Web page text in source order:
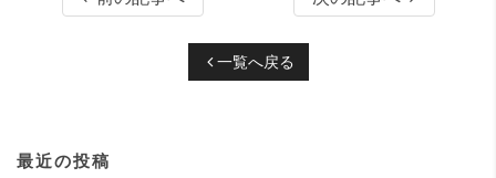
一覧へ戻る
最近の投稿